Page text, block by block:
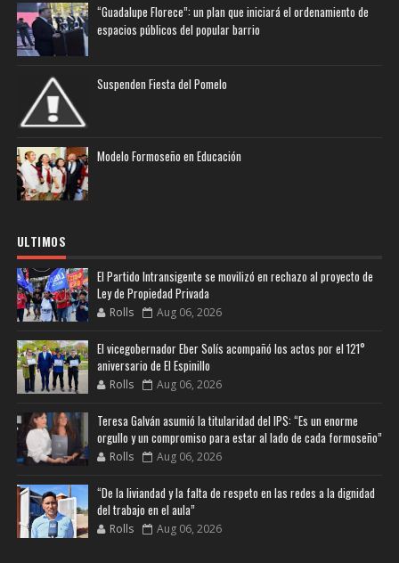
“Guadalupe Florece”: un plan que iniciará el ordenamiento de
espacios públicos del popular barrio
Suspenden Fiesta del Pomelo
Modelo Formoseño en Educación
ULTIMOS
El Partido Intransigente se movilizó en rechazo al proyecto de
Ley de Propiedad Privada
Rolls Aug 06, 2026
El vicegobernador Eber Solís acompañó los actos por el 121°
aniversario de El Espinillo
Rolls Aug 06, 2026
Teresa Galván asumió la titularidad del IPS: “Es un enorme
orgullo y un compromiso para estar al lado de cada formoseño”
Rolls Aug 06, 2026
“De la liviandad y la falta de respeto en las redes a la dignidad
del trabajo en el aula”
Rolls Aug 06, 2026